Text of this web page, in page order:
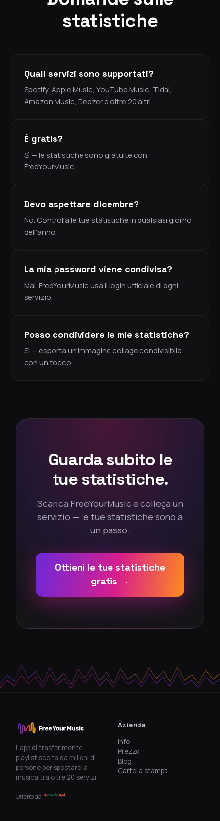
statistiche
Quali servizi sono supportati?
Spotify, Apple Music, YouTube Music, Tidal,
Amazon Music, Deezer e oltre 20 altri.
È gratis?
Sì — le statistiche sono gratuite con
FreeYourMusic.
Devo aspettare dicembre?
No. Controlla le tue statistiche in qualsiasi giorno
dell'anno.
La mia password viene condivisa?
Mai. FreeYourMusic usa il login ufficiale di ogni
servizio.
Posso condividere le mie statistiche?
Sì — esporta un'immagine collage condivisibile
con un tocco.
Guarda subito le
tue statistiche.
Scarica FreeYourMusic e collega un
servizio — le tue statistiche sono a
un passo.
Ottieni le tue statistiche
gratis →
L'app di trasferimento
playlist scelta da milioni di
persone per spostare la
musica tra oltre 20 servizi.
Offerto da
Azienda
Info
Prezzo
Blog
Cartella stampa